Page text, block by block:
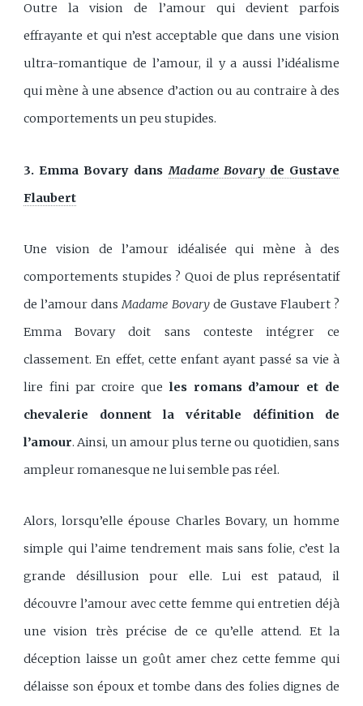
Outre la vision de l’amour qui devient parfois
effrayante et qui n’est acceptable que dans une vision
ultra-romantique de l’amour, il y a aussi l’idéalisme
qui mène à une absence d’action ou au contraire à des
comportements un peu stupides.
3. Emma Bovary dansMadame Bovaryde Gustave
Flaubert
Une vision de l’amour idéalisée qui mène à des
comportements stupides ? Quoi de plus représentatif
de l’amour dansMadame Bovaryde Gustave Flaubert ?
Emma Bovary doit sans conteste intégrer ce
classement. En effet, cette enfant ayant passé sa vie à
lire fini par croire que les romans d’amour et de
chevalerie donnent la véritable définition de
l’amour. Ainsi, un amour plus terne ou quotidien, sans
ampleur romanesque ne lui semble pas réel.
Alors, lorsqu’elle épouse Charles Bovary, un homme
simple qui l’aime tendrement mais sans folie, c’est la
grande désillusion pour elle. Lui est pataud, il
découvre l’amour avec cette femme qui entretien déjà
une vision très précise de ce qu’elle attend. Et la
déception laisse un goût amer chez cette femme qui
délaisse son époux et tombe dans des folies dignes de